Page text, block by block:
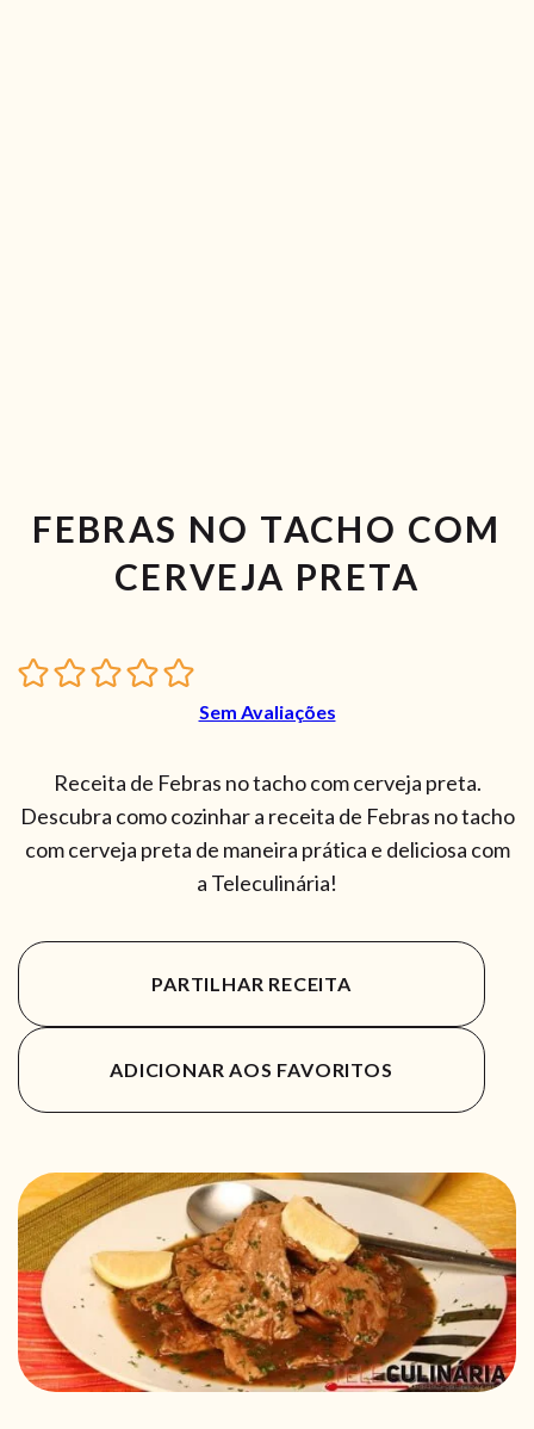
FEBRAS NO TACHO COM
CERVEJA PRETA
Sem Avaliações
Receita de Febras no tacho com cerveja preta.
Descubra como cozinhar a receita de Febras no tacho
com cerveja preta de maneira prática e deliciosa com
a Teleculinária!
PARTILHAR RECEITA
ADICIONAR AOS FAVORITOS